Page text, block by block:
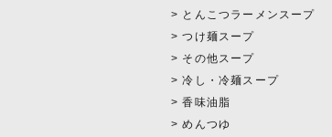
とんこつラーメンスープ
つけ麺スープ
その他スープ
冷し・冷麺スープ
香味油脂
めんつゆ